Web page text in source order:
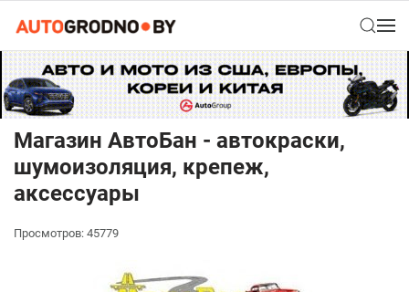
Магазин АвтоБан - автокраски,
шумоизоляция, крепеж,
аксессуары
Просмотров: 45779